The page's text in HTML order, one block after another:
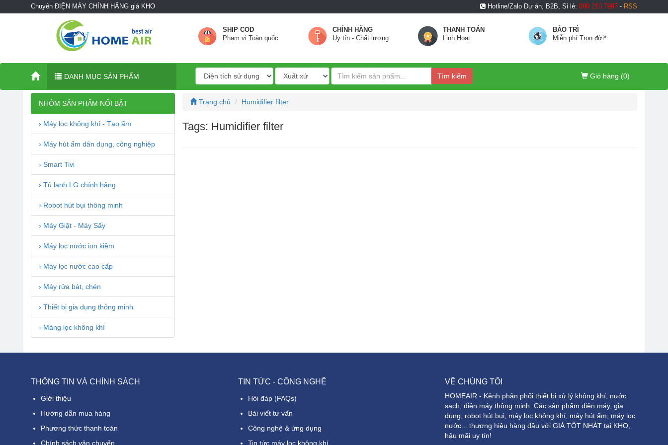
Chuyên ĐIỆN MÁY CHÍNH HÃNG giá KHO Hotline/Zalo Dự án, B2B, Sỉ lẻ: 090 210 7997 - RSS
SHIP COD
Phạm vi Toàn quốc
CHÍNH HÃNG
Uy tín - Chất lượng
THANH TOÁN
Linh Hoạt
BẢO TRÌ
Miễn phí Trọn đời*
DANH MỤC SẢN PHẨM Tìm kiếm Giỏ hàng (0)
NHÓM SẢN PHẨM NỔI BẬT
› Máy lọc không khí - Tạo ẩm
› Máy hút ẩm dân dụng, công nghiệp
› Smart Tivi
› Tủ lạnh LG chính hãng
› Robot hút bụi thông minh
› Máy Giặt - Máy Sấy
› Máy lọc nước ion kiềm
› Máy lọc nước cao cấp
› Máy rửa bát, chén
› Thiết bị gia dụng thông minh
› Màng lọc không khí
Trang chủ Humidifier filter
Tags: Humidifier filter
THÔNG TIN VÀ CHÍNH SÁCH
Giới thiệu
Hướng dẫn mua hàng
Phương thức thanh toán
Chính sách vận chuyển
TIN TỨC - CÔNG NGHỆ
Hỏi đáp (FAQs)
Bài viết tư vấn
Công nghệ & ứng dụng
Tin tức máy lọc không khí
VỀ CHÚNG TÔI
HOMEAIR - Kênh phân phối thiết bị xử lý không khí, nước
sạch, điện máy thông minh. Các sản phẩm điện máy, gia
dụng, robot hút bụi, máy lọc không khí, máy hút ẩm, máy lọc
nước... thương hiệu hàng đầu với GIÁ TỐT NHÁT tại KHO,
hậu mãi uy tín!